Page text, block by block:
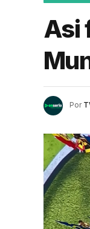
Asi
Por